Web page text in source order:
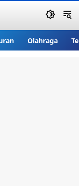
Olahraga